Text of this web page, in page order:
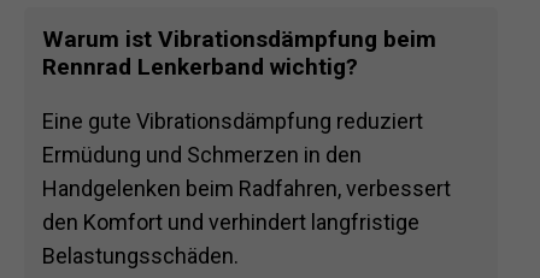
Warum ist Vibrationsdämpfung beim
Rennrad Lenkerband wichtig?
Eine gute Vibrationsdämpfung reduziert
Ermüdung und Schmerzen in den
Handgelenken beim Radfahren, verbessert
den Komfort und verhindert langfristige
Belastungsschäden.